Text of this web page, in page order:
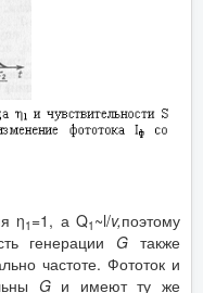
η1 =1, а Q1 ~l/v,поэтому
генерацииG также
частоте. Фототок и
Gи имеют ту же